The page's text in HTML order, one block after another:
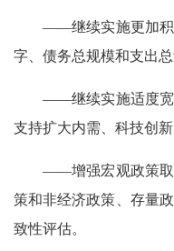
——继续实施更加积极
字、债务总规模和支出总
——继续实施适度宽松
支持扩大内需、科技创
——增强宏观政策取向
策和非经济政策、存量
致性评估。